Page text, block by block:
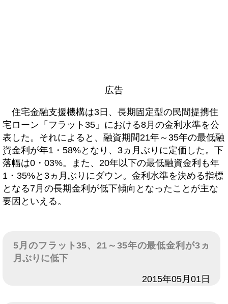
広告
住宅金融支援機構は3日、長期固定型の民間提携住
宅ローン「フラット35」における8月の金利水準を公
表した。それによると、融資期間21年～35年の最低融
資金利が年1・58%となり、3ヵ月ぶりに定価した。下
落幅は0・03%。また、20年以下の最低融資金利も年
1・35%と3ヵ月ぶりにダウン。金利水準を決める指標
となる7月の長期金利が低下傾向となったことが主な
要因といえる。
5月のフラット35、21～35年の最低金利が3ヵ
月ぶりに低下
2015年05月01日